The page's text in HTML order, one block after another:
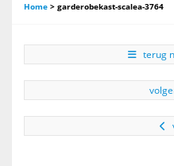
Home > garderobekast-scalea-3764
terug